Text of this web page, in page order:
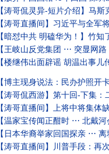
【涛哥侃灵异-短片介绍】马
【涛哥直播间】习近平与全
【暗怼中共 明磕华为！】竹
【王岐山反党集团 ⋯ 突显网
【楼继伟出面辟谣 胡温出事儿
【博主现身说法：民办护照
【涛哥侃西游】第十回-下集：二
【涛哥直播间】上将中将集
【温家宝传闻正酣时 ⋯ 北戴
【日本华裔举家回国探亲 ⋯
【涛哥直播间】川普手段：